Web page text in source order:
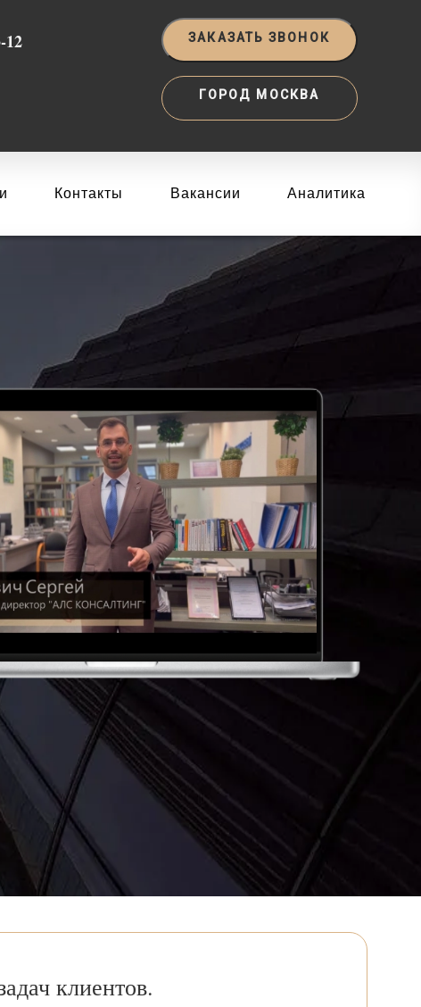
12‬‬ ЗАКАЗАТЬ ЗВОНОК
ГОРОД МОСКВА
Контакты Вакансии Аналитика
клиентов.